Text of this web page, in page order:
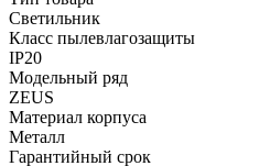
Светильник
Класс пылевлагозащиты
IP20
Модельный ряд
ZEUS
Материал корпуса
Металл
Гарантийный срок